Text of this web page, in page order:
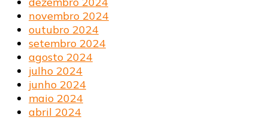
novembro 2024
outubro 2024
setembro 2024
agosto 2024
julho 2024
junho 2024
maio 2024
abril 2024